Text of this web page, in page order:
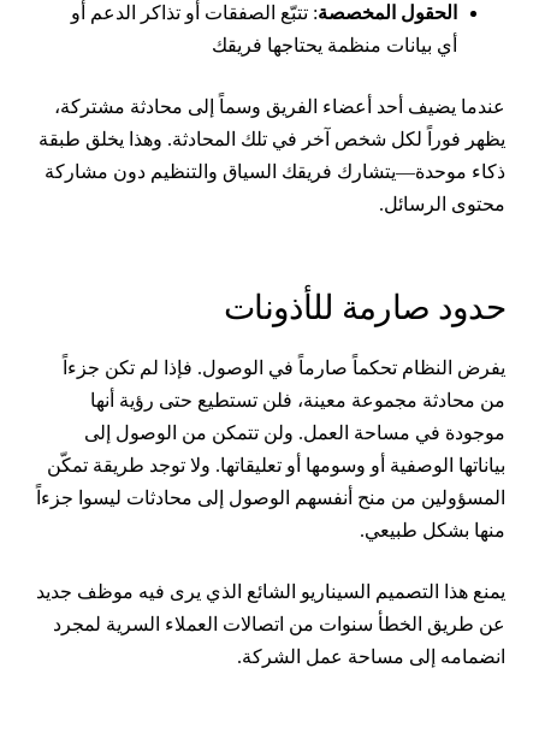
الحقول المخصصة: تتبّع الصفقات أو تذاكر الدعم أو
أي بيانات منظمة يحتاجها فريقك
يضيف أحد أعضاء الفريق وسماً إلى محادثة مشتركة،
فوراً لكل شخص آخر في تلك المحادثة. وهذا يخلق طبقة
موحدة—يتشارك فريقك السياق والتنظيم دون مشاركة
الرسائل.
صارمة للأذونات
النظام تحكماً صارماً في الوصول. فإذا لم تكن جزءاً
محادثة مجموعة معينة، فلن تستطيع حتى رؤية أنها
في مساحة العمل. ولن تتمكن من الوصول إلى
الوصفية أو وسومها أو تعليقاتها. ولا توجد طريقة تمكّن
من منح أنفسهم الوصول إلى محادثات ليسوا جزءاً
بشكل طبيعي.
هذا التصميم السيناريو الشائع الذي يرى فيه موظف جديد
طريق الخطأ سنوات من اتصالات العملاء السرية لمجرد
إلى مساحة عمل الشركة.